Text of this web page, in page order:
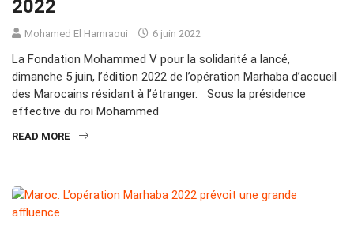
Mohamed El Hamraoui 6 juin 2022
La Fondation Mohammed V pour la solidarité a lancé,
dimanche 5 juin, l’édition 2022 de l’opération Marhaba d’accueil
des Marocains résidant à l’étranger. Sous la présidence
effective du roi Mohammed
READ MORE